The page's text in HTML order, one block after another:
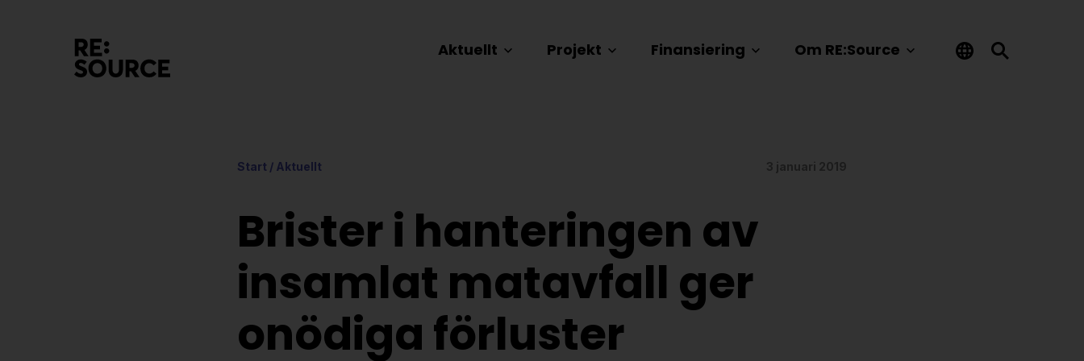
Aktuellt Projekt Finansiering Om RE:Source
Start / Aktuellt 3 januari 2019
Brister i hanteringen av
insamlat matavfall ger
onödiga förluster